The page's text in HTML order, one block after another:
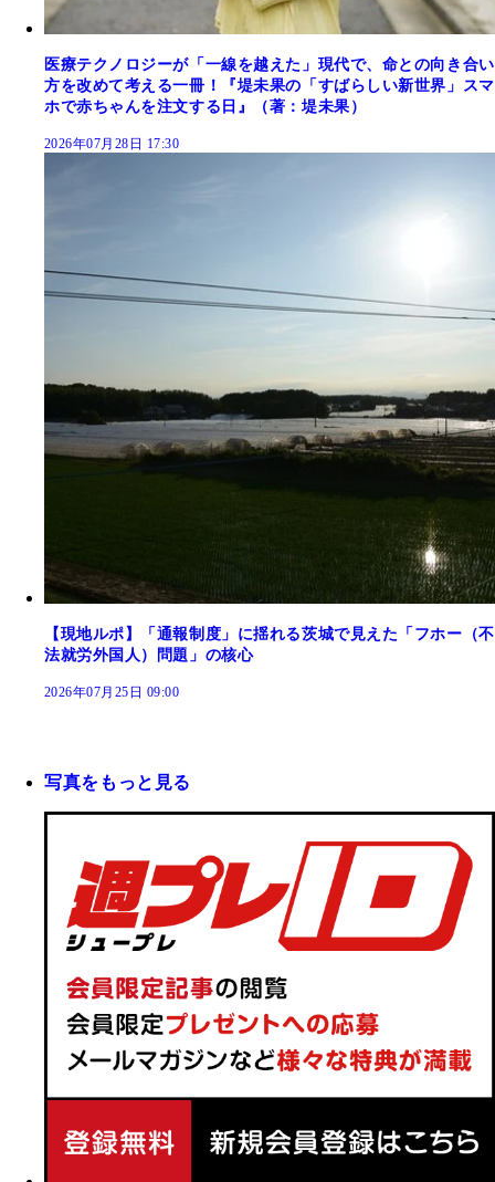
医療テクノロジーが「一線を越えた」現代で、命との向き合い
方を改めて考える一冊！『堤未果の「すばらしい新世界」スマ
ホで赤ちゃんを注文する日』（著：堤未果）
2026年07月28日 17:30
【現地ルポ】「通報制度」に揺れる茨城で見えた「フホー（不
法就労外国人）問題」の核心
2026年07月25日 09:00
写真をもっと見る